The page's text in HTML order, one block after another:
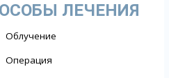
ЛЕЧЕНИЯ
Облучение
Операция